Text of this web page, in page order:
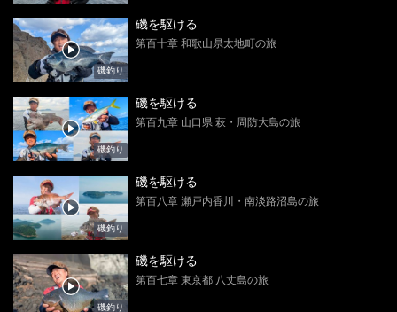
磯釣り
磯を駆ける
第百十章 和歌山県太地町の旅
磯釣り
磯を駆ける
第百九章 山口県 萩・周防大島の旅
磯釣り
磯を駆ける
第百八章 瀬戸内香川・南淡路沼島の旅
磯釣り
磯を駆ける
第百七章 東京都 八丈島の旅